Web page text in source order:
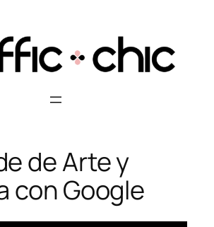
de Arte y
con Google